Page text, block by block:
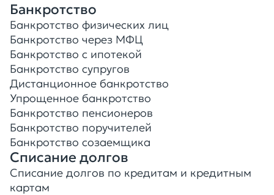
Банкротство
Банкротство физических лиц
Банкротство через МФЦ
Банкротство с ипотекой
Банкротство супругов
Дистанционное банкротство
Упрощенное банкротство
Банкротство пенсионеров
Банкротство поручителей
Банкротство созаемщика
Списание долгов
Списание долгов по кредитам и кредитным
картам